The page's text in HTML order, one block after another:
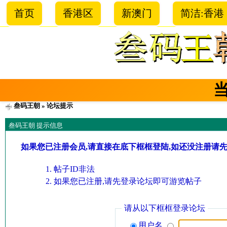
首页 香港区 新澳门 简洁:香港
叁码王朝 » 论坛提示
叁码王朝 提示信息
如果您已注册会员,请直接在底下框框登陆,如还没注册请
帖子ID非法
如果您已注册,请先登录论坛即可游览帖子
请从以下框框登录论坛
用户名